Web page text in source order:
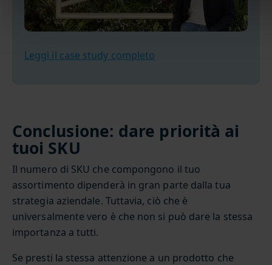
Leggi il case study completo
Conclusione: dare priorità ai
tuoi SKU
Il numero di SKU che compongono il tuo
assortimento dipenderà in gran parte dalla tua
strategia aziendale. Tuttavia, ciò che è
universalmente vero è che non si può dare la stessa
importanza a tutti.
Se presti la stessa attenzione a un prodotto che